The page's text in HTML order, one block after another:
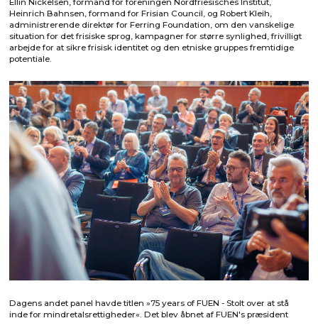
Ellin Nickelsen, formand for foreningen Nordfriesisches Institut,
Heinrich Bahnsen, formand for Frisian Council, og Robert Kleih,
administrerende direktør for Ferring Foundation, om den vanskelige
situation for det frisiske sprog, kampagner for større synlighed, frivilligt
arbejde for at sikre frisisk identitet og den etniske gruppes fremtidige
potentiale.
Dagens andet panel havde titlen »75 years of FUEN - Stolt over at stå
inde for mindretalsrettigheder«. Det blev åbnet af FUEN's præsident